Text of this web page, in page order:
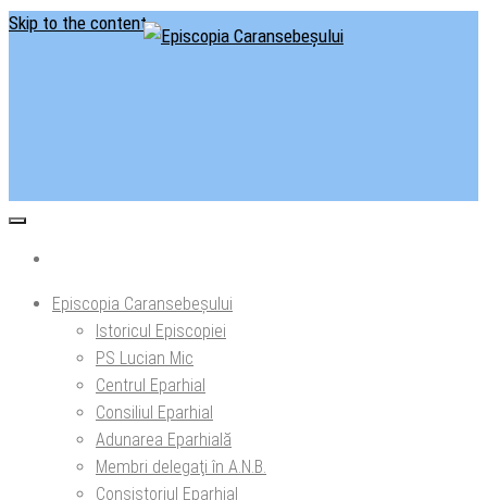
Skip to the content
Episcopia Caransebeșului
Istoricul Episcopiei
PS Lucian Mic
Centrul Eparhial
Consiliul Eparhial
Adunarea Eparhială
Membri delegaţi în A.N.B.
Consistoriul Eparhial